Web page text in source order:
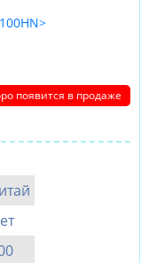
появится в продаже